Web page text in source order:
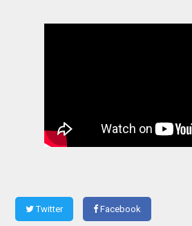
Twitter Facebook